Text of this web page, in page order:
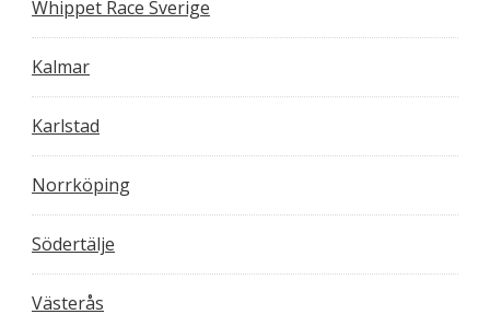
Whippet Race Sverige
Kalmar
Karlstad
Norrköping
Södertälje
Västerås